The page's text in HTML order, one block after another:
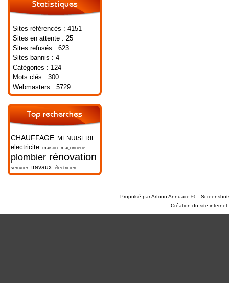
Statistiques
Sites référencés : 4151
Sites en attente : 25
Sites refusés : 623
Sites bannis : 4
Catégories : 124
Mots clés : 300
Webmasters : 5729
Top recherches
CHAUFFAGE MENUISERIE
electricite maison maçonnerie
plombier rénovation
serrurier travaux électricien
Propulsé parArfooo Annuaire ©
Création du site internet